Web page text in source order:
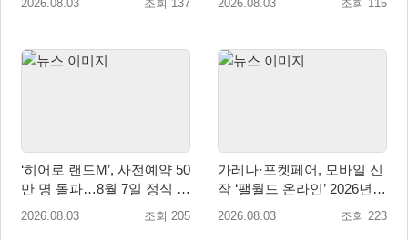
2026.08.03 조회 137 2026.08.03 조회 116
‘히어로 랜드M’, 사전예약 50
만 명 돌파…8월 7일 정식 출
시
2026.08.03 조회 205
가레나·포켓페어, 모바일 신
작 ‘팰월드 온라인’ 2026년
출시 예정
2026.08.03 조회 223